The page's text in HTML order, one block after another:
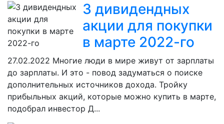
3 дивидендных
акции для покупки
в марте 2022-го
27.02.2022 Многие люди в мире живут от зарплаты
до зарплаты. И это - повод задуматься о поиске
дополнительных источников дохода. Тройку
прибыльных акций, которые можно купить в марте,
подобрал инвестор Д...